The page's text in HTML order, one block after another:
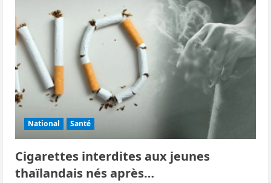
e
National Santé
Cigarettes interdites aux jeunes
thaïlandais nés après…